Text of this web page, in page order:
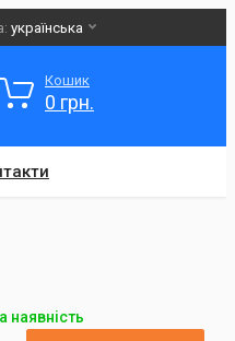
українська
Кошик
0 грн.
наявність